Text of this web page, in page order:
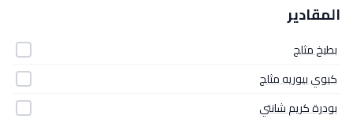
المقادير
بطيخ مثلج
كيوي بيوريه مثلج
بودرة كريم شانتي